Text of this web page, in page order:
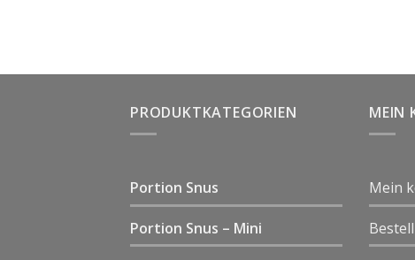
PRODUKTKATEGORIEN
Portion Snus
Portion Snus – Mini
MEIN
Mein